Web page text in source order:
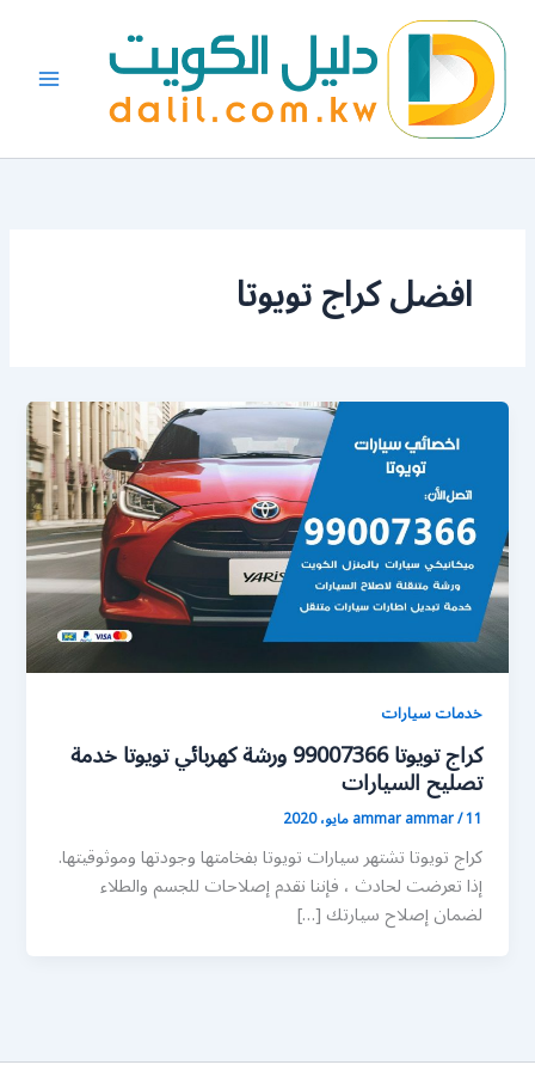
المحتوى
افضل كراج تويوتا
خدمات سيارات
كراج تويوتا 99007366 ورشة كهربائي تويوتا خدمة
تصليح السيارات
ammar ammar/11 مايو، 2020
كراج تويوتا تشتهر سيارات تويوتا بفخامتها وجودتها وموثوقيتها.
إذا تعرضت لحادث ، فإننا نقدم إصلاحات للجسم والطلاء
لضمان إصلاح سيارتك […]